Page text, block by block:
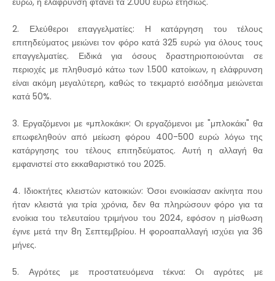
2. Ελεύθεροι επαγγελματίες: Η κατάργηση του τέλους
επιτηδεύματος μειώνει τον φόρο κατά 325 ευρώ για όλους τους
επαγγελματίες. Ειδικά για όσους δραστηριοποιούνται σε
περιοχές με πληθυσμό κάτω των 1.500 κατοίκων, η ελάφρυνση
είναι ακόμη μεγαλύτερη, καθώς το τεκμαρτό εισόδημα μειώνεται
κατά 50%.
3. Εργαζόμενοι με «μπλοκάκι»: Οι εργαζόμενοι με "μπλοκάκι" θα
επωφεληθούν από μείωση φόρου 400-500 ευρώ λόγω της
κατάργησης του τέλους επιτηδεύματος. Αυτή η αλλαγή θα
εμφανιστεί στο εκκαθαριστικό του 2025.
4. Ιδιοκτήτες κλειστών κατοικιών: Όσοι ενοικίασαν ακίνητα που
ήταν κλειστά για τρία χρόνια, δεν θα πληρώσουν φόρο για τα
ενοίκια του τελευταίου τριμήνου του 2024, εφόσον η μίσθωση
έγινε μετά την 8η Σεπτεμβρίου. Η φοροαπαλλαγή ισχύει για 36
μήνες.
5. Αγρότες με προστατευόμενα τέκνα: Οι αγρότες με